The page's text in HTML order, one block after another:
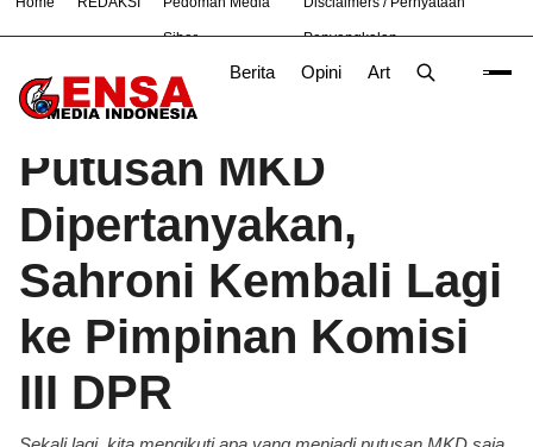
Siber Penyangkalan
Berita Opini Artikel
# Bekasi Hukum Nasional News TNI
Beranda/Politik
Putusan MKD
Dipertanyakan,
Sahroni Kembali Lagi
ke Pimpinan Komisi
III DPR